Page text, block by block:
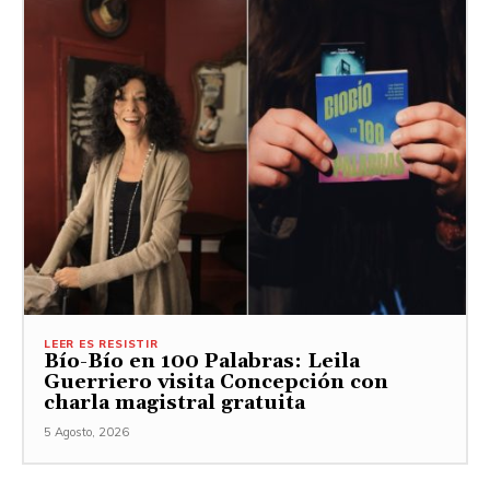
LEER ES RESISTIR
Bío-Bío en 100 Palabras: Leila
Guerriero visita Concepción con
charla magistral gratuita
5 Agosto, 2026